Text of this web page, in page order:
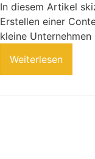
In diesem Artikel
Erstellen einer
kleine Unternehmen
Weiterlesen